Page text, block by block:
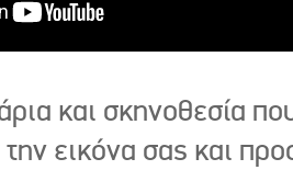
και σκηνοθεσία
εικόνα σας και